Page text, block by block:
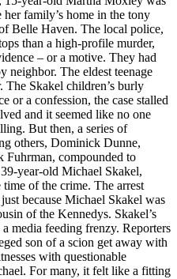
family’s home in the tony
Belle Haven. The local police,
than a high-profile murder,
– or a motive. They had
neighbor. The eldest teenage
Skakel children’s burly
or a confession, the case stalled
and it seemed like no one
But then, a series of
others, Dominick Dunne,
compounded to
year-old Michael Skakel,
of the crime. The arrest
because Michael Skakel was
of the Kennedys. Skakel’s
media feeding frenzy. Reporters
son of a scion get away with
with questionable
For many, it felt like a fitting